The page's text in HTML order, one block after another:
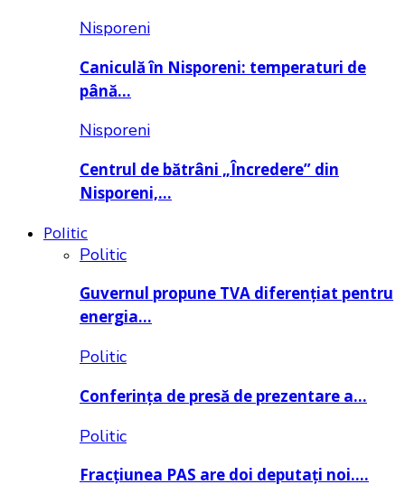
Nisporeni
Caniculă în Nisporeni: temperaturi de
până…
Nisporeni
Centrul de bătrâni „Încredere” din
Nisporeni,…
Politic
Politic
Guvernul propune TVA diferențiat pentru
energia…
Politic
Conferința de presă de prezentare a…
Politic
Fracțiunea PAS are doi deputați noi….